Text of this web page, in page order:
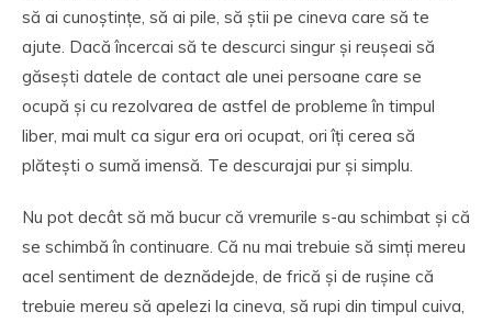
să ai cunoștințe, să ai pile, să știi pe cineva care să te
ajute. Dacă încercai să te descurci singur și reușeai să
găsești datele de contact ale unei persoane care se
ocupă și cu rezolvarea de astfel de probleme în timpul
liber, mai mult ca sigur era ori ocupat, ori îți cerea să
plătești o sumă imensă. Te descurajai pur și simplu.
Nu pot decât să mă bucur că vremurile s-au schimbat și că
se schimbă în continuare. Că nu mai trebuie să simți mereu
acel sentiment de deznădejde, de frică și de rușine că
trebuie mereu să apelezi la cineva, să rupi din timpul cuiva,